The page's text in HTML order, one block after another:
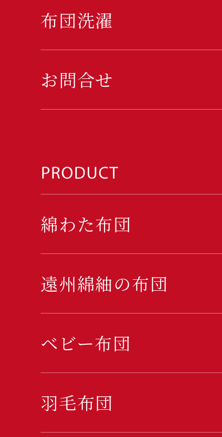
布団洗濯
お問合せ
綿わた布団
遠州綿紬の布団
ベビー布団
羽毛布団